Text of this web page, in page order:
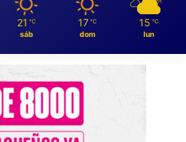
21 ℃
sáb
17 ℃
dom
15 ℃
lun